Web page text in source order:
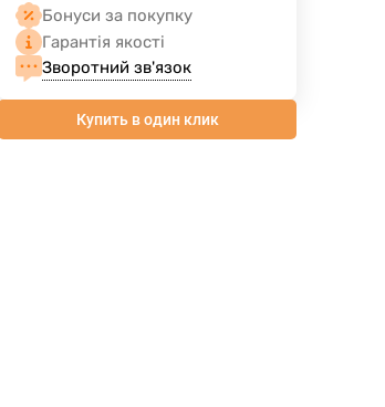
Бонуси за покупку
Гарантія якості
Зворотний зв'язок
Купить в один клик